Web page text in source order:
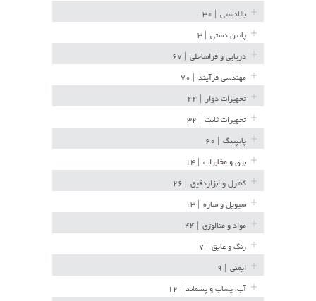
بالادستی
پایین دستی
دریایی و فراساحلی
مهندسی فرآیند
تجهیزات دوار
تجهیزات ثابت
پایپینگ
برق و مخابرات
کنترل و ابزاردقیق
سیویل و سازه
مواد و متالوژی
رنگ و عایق
ایمنی
آب، پساب و پسماند